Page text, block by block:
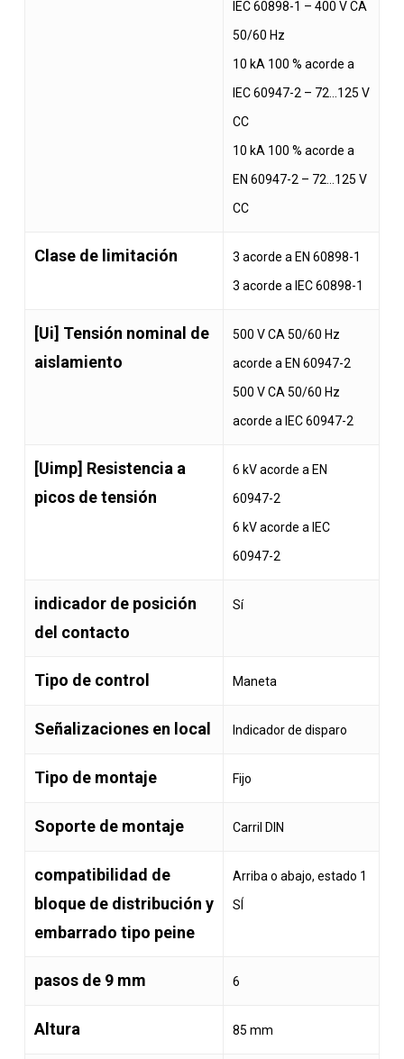
IEC 60898-1 – 400 V CA
50/60 Hz
10 kA 100 % acorde a
IEC 60947-2 – 72…125 V
CC
10 kA 100 % acorde a
EN 60947-2 – 72…125 V
CC
Clase de limitación
3 acorde a EN 60898-1
3 acorde a IEC 60898-1
[Ui] Tensión nominal de
aislamiento
500 V CA 50/60 Hz
acorde a EN 60947-2
500 V CA 50/60 Hz
acorde a IEC 60947-2
[Uimp] Resistencia a
picos de tensión
6 kV acorde a EN
60947-2
6 kV acorde a IEC
60947-2
indicador de posición
del contacto
Sí
Tipo de control Maneta
Señalizaciones en local Indicador de disparo
Tipo de montaje Fijo
Soporte de montaje Carril DIN
compatibilidad de
bloque de distribución y
embarrado tipo peine
Arriba o abajo, estado 1
SÍ
pasos de 9 mm 6
Altura 85 mm